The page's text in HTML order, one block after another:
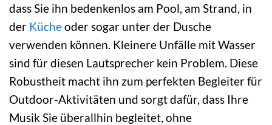
dass Sie ihn bedenkenlos am Pool, am Strand, in
der Kücheoder sogar unter der Dusche
verwenden können. Kleinere Unfälle mit Wasser
sind für diesen Lautsprecher kein Problem. Diese
Robustheit macht ihn zum perfekten Begleiter für
Outdoor-Aktivitäten und sorgt dafür, dass Ihre
Musik Sie überallhin begleitet, ohne